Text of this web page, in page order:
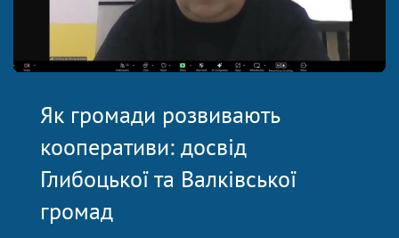
Як громади розвивають
кооперативи: досвід
Глибоцької та Валківської
громад